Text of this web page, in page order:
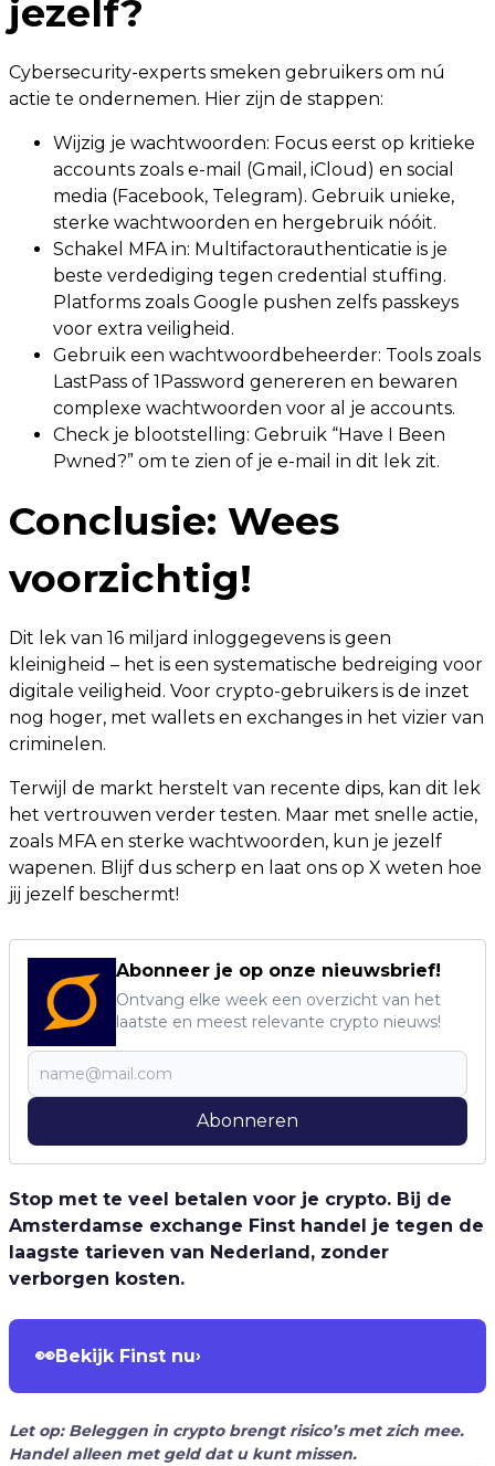
jezelf?
Cybersecurity-experts smeken gebruikers om nú
actie te ondernemen. Hier zijn de stappen:
Wijzig je wachtwoorden: Focus eerst op kritieke
accounts zoals e-mail (Gmail, iCloud) en social
media (Facebook, Telegram). Gebruik unieke,
sterke wachtwoorden en hergebruik nóóit.
Schakel MFA in: Multifactorauthenticatie is je
beste verdediging tegen credential stuffing.
Platforms zoals Google pushen zelfs passkeys
voor extra veiligheid.
Gebruik een wachtwoordbeheerder: Tools zoals
LastPass of 1Password genereren en bewaren
complexe wachtwoorden voor al je accounts.
Check je blootstelling: Gebruik “Have I Been
Pwned?” om te zien of je e-mail in dit lek zit.
Conclusie: Wees
voorzichtig!
Dit lek van 16 miljard inloggegevens is geen
kleinigheid – het is een systematische bedreiging voor
digitale veiligheid. Voor crypto-gebruikers is de inzet
nog hoger, met wallets en exchanges in het vizier van
criminelen.
Terwijl de markt herstelt van recente dips, kan dit lek
het vertrouwen verder testen. Maar met snelle actie,
zoals MFA en sterke wachtwoorden, kun je jezelf
wapenen. Blijf dus scherp en laat ons op X weten hoe
jij jezelf beschermt!
Abonneer je op onze nieuwsbrief!
Ontvang elke week een overzicht van het
laatste en meest relevante crypto nieuws!
Abonneren
Stop met te veel betalen voor je crypto. Bij de
Amsterdamse exchange Finst handel je tegen de
laagste tarieven van Nederland, zonder
verborgen kosten.
👀Bekijk Finst nu›
Let op: Beleggen in crypto brengt risico’s met zich mee.
Handel alleen met geld dat u kunt missen.